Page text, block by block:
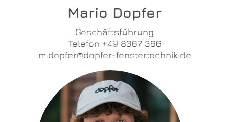
Mario Dopfer
Geschäftsführung
Telefon +49 8367 366
m.dopfer@dopfer-fenstertechnik.de